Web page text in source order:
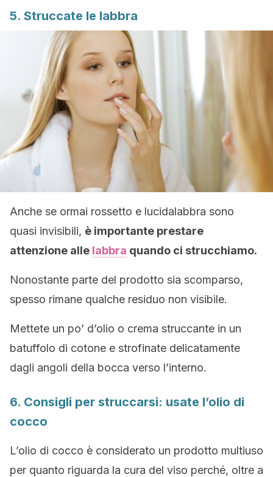
5. Struccate le labbra
Anche se ormai rossetto e lucidalabbra sono
quasi invisibili, è importante prestare
attenzione alle labbra quando ci strucchiamo.
Nonostante parte del prodotto sia scomparso,
spesso rimane qualche residuo non visibile.
Mettete un po’ d’olio o crema struccante in un
batuffolo di cotone e strofinate delicatamente
dagli angoli della bocca verso l’interno.
6. Consigli per struccarsi: usate l’olio di
cocco
L’olio di cocco è considerato un prodotto multiuso
per quanto riguarda la cura del viso perché, oltre a